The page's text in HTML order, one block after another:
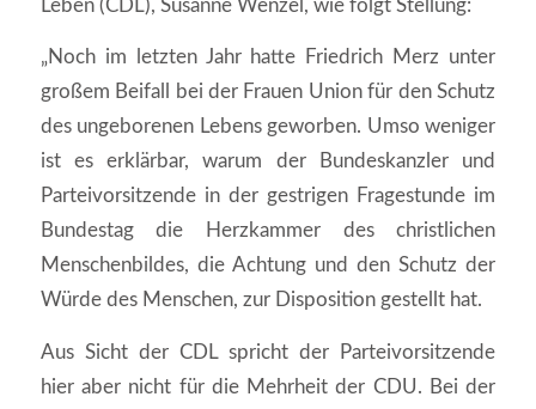
Leben (CDL), Susanne Wenzel, wie folgt Stellung:
„Noch im letzten Jahr hatte Friedrich Merz unter
großem Beifall bei der Frauen Union für den Schutz
des ungeborenen Lebens geworben. Umso weniger
ist es erklärbar, warum der Bundeskanzler und
Parteivorsitzende in der gestrigen Fragestunde im
Bundestag die Herzkammer des christlichen
Menschenbildes, die Achtung und den Schutz der
Würde des Menschen, zur Disposition gestellt hat.
Aus Sicht der CDL spricht der Parteivorsitzende
hier aber nicht für die Mehrheit der CDU. Bei der